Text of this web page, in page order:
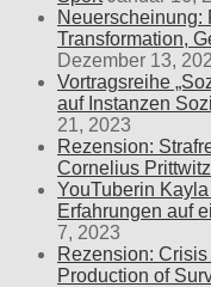
Neuerscheinung:
Transformation,
Dezember 13,
Vortragsreihe
auf Instanzen
21, 2023
Rezension:
Cornelius
YouTuberin
Erfahrungen auf
7, 2023
Rezension:
Production of